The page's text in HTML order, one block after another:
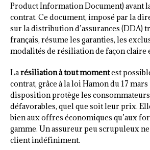
Product Information Document) avant
contrat. Ce document, imposé par la
sur la distribution d’assurances (DDA)
français, résume les garanties, les
modalités de résiliation de façon claire
Larésiliation à tout momentest
contrat, grâce à la loi Hamon du 17 mars
disposition protège les
défavorables, quel que soit leur prix.
bien aux offres économiques qu’aux
gamme. Un assureur peu scrupuleux
client indéfiniment.